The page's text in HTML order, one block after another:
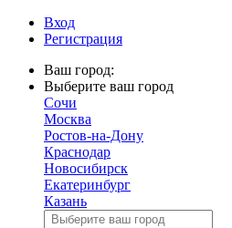
Вход
Регистрация
Ваш город:
Выберите ваш город
Сочи
Москва
Ростов-на-Дону
Краснодар
Новосибирск
Екатеринбург
Казань